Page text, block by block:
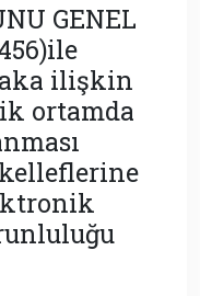
GENEL
ilişkin
ortamda